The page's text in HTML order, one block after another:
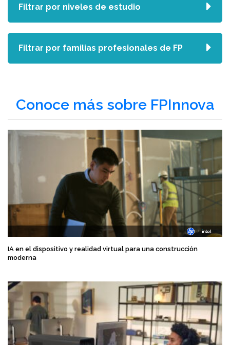
Conoce más sobre FPInnova
IA en el dispositivo y realidad virtual para una construcción
moderna
Filtrar por niveles de estudio
Filtrar por familias profesionales de FP